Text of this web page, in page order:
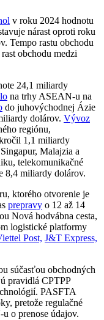
v roku 2024 hodnotu
nárast oproti roku
Tempo rastu obchodu
obchodu medzi
24,1 miliardy
na trhy ASEAN-u na
do juhovýchodnej Ázie
dolárov. Vývoz
regiónu,
1,1 miliardy
Malajzia a
telekomunikačné
8,4 miliardy dolárov.
ktorého otvorenie je
prepravy o 12 až 14
Nová hodvábna cesta,
logistické platformy
Post, J&T Express,
súčasťou obchodných
pravidlá CPTPP
PASFTA
pretože regulačné
o prenose údajov.